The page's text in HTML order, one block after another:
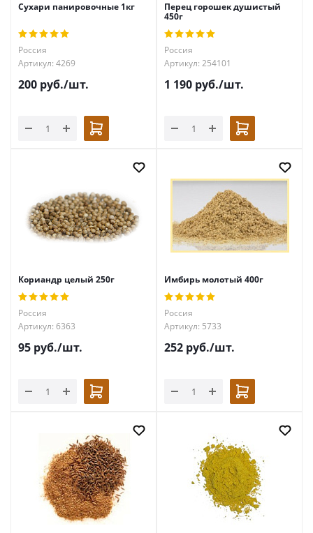
Сухари панировочные 1кг
Россия
Артикул: 4269
200 руб./шт.
Перец горошек душистый
450г
Россия
Артикул: 254101
1 190 руб./шт.
Кориандр целый 250г
Россия
Артикул: 6363
95 руб./шт.
Имбирь молотый 400г
Россия
Артикул: 5733
252 руб./шт.